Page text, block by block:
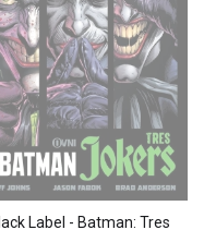
Label - Batman: Tres